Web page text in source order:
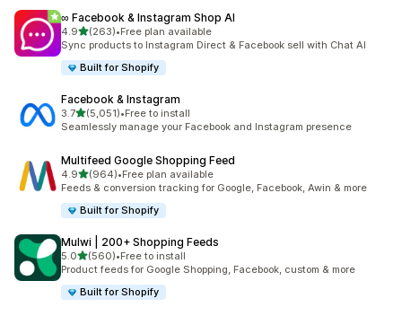
∞ Facebook & Instagram Shop AI
4.9เต็ม 5 ดาว
(263)
ทั้งหมด 263 รีวิว
•Free plan available
Sync products to Instagram Direct & Facebook sell with Chat AI
Built for Shopify
Facebook & Instagram
3.7เต็ม 5 ดาว
(5,051)
ทั้งหมด 5051 รีวิว
•Free to install
Seamlessly manage your Facebook and Instagram presence
Multifeed Google Shopping Feed
4.9เต็ม 5 ดาว
(964)
ทั้งหมด 964 รีวิว
•Free plan available
Feeds & conversion tracking for Google, Facebook, Awin & more
Built for Shopify
Mulwi | 200+ Shopping Feeds
5.0เต็ม 5 ดาว
(560)
ทั้งหมด 560 รีวิว
•Free to install
Product feeds for Google Shopping, Facebook, custom & more
Built for Shopify